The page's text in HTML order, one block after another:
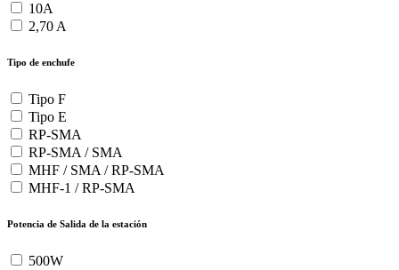
10A
2,70 A
Tipo de enchufe
Tipo F
Tipo E
RP-SMA
RP-SMA / SMA
MHF / SMA / RP-SMA
MHF-1 / RP-SMA
Potencia de Salida de la estación
500W